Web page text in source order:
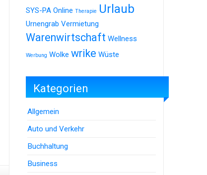
SYS-PA Online Therapie Urlaub
Urnengrab Vermietung
Warenwirtschaft Wellness
Werbung Wolke wrike Wüste
Kategorien
Allgemein
Auto und Verkehr
Buchhaltung
Business